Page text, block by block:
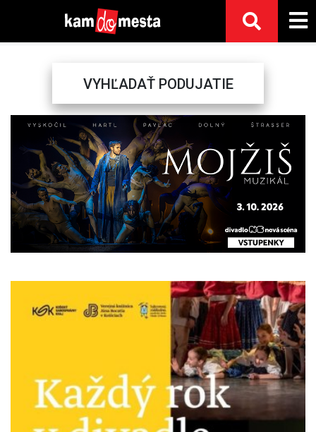
VYHĽADAŤ PODUJATIE
Previous